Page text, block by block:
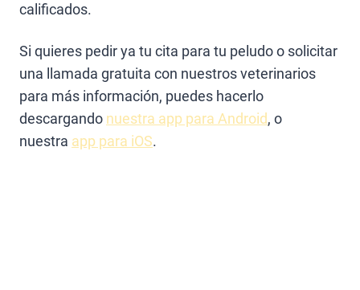
calificados.
Si quieres pedir ya tu cita para tu peludo o solicitar
una llamada gratuita con nuestros veterinarios
para más información, puedes hacerlo
descargando nuestra app para Android, o
nuestra app para iOS.